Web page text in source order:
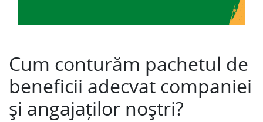
Cum conturăm pachetul de
beneficii adecvat companiei
și angajaților noștri?